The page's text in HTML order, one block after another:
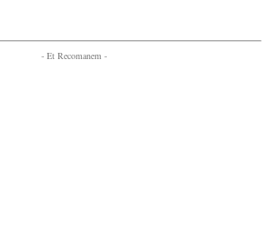
- Et Recomanem -